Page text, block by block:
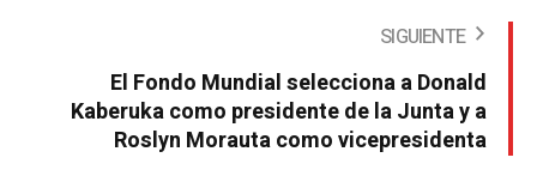
SIGUIENTE
El Fondo Mundial selecciona a Donald
Kaberuka como presidente de la Junta y a
Roslyn Morauta como vicepresidenta